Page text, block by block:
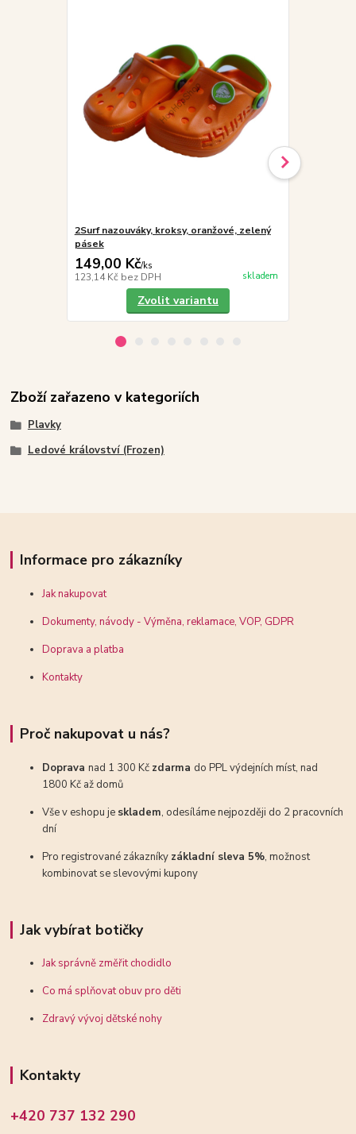
2Surf nazouváky, kroksy, oranžové, zelený
pásek
149,00 Kč/ks
123,14 Kč bez DPH skladem
Zvolit variantu
Zboží zařazeno v kategoriích
Plavky
Ledové království (Frozen)
Informace pro zákazníky
Jak nakupovat
Dokumenty, návody - Výměna, reklamace, VOP, GDPR
Doprava a platba
Kontakty
Proč nakupovat u nás?
Dopravanad 1 300 Kč zdarma do PPL výdejních míst, nad
1800 Kč až domů
Vše v eshopu je skladem, odesíláme nejpozději do 2 pracovních
dní
Pro registrované zákazníky základní sleva 5%, možnost
kombinovat se slevovými kupony
Jak vybírat botičky
Jak správně změřit chodidlo
Co má splňovat obuv pro děti
Zdravý vývoj dětské nohy
Kontakty
+420 737 132 290